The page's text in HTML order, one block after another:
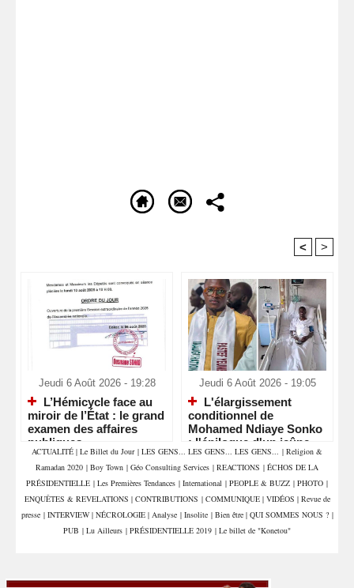
< >
Jeudi 6 Août 2026 - 19:28
L’Hémicycle face au
miroir de l’État : le grand
examen des affaires
publiques
Jeudi 6 Août 2026 - 19:05
L'élargissement
conditionnel de
Mohamed Ndiaye Sonko
: l'épilogue d'un jeûne
contestataire
ACTUALITÉ | Le Billet du Jour | LES GENS... LES GENS... LES GENS... | Religion &
Ramadan 2020 | Boy Town | Géo Consulting Services | REACTIONS | ÉCHOS DE LA
PRÉSIDENTIELLE | Les Premières Tendances | International | PEOPLE & BUZZ | PHOTO |
ENQUÊTES & REVELATIONS | CONTRIBUTIONS | COMMUNIQUE | VIDÉOS | Revue de
presse | INTERVIEW | NÉCROLOGIE | Analyse | Insolite | Bien être | QUI SOMMES NOUS ? |
PUB | Lu Ailleurs | PRÉSIDENTIELLE 2019 | Le billet de "Konetou"